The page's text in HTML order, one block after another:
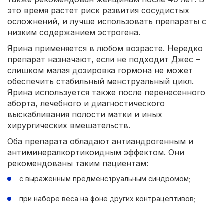
это время растет риск развития сосудистых
осложнений, и лучше использовать препараты с
низким содержанием эстрогена.
Ярина применяется в любом возрасте. Нередко
препарат назначают, если не подходит Джес –
слишком малая дозировка гормона не может
обеспечить стабильный менструальный цикл.
Ярина используется также после перенесенного
аборта, лечебного и диагностического
выскабливания полости матки и иных
хирургических вмешательств.
Оба препарата обладают антиандрогенным и
антиминералкортикоидным эффектом. Они
рекомендованы таким пациентам:
с выраженным предменструальным синдромом;
при наборе веса на фоне других контрацептивов;